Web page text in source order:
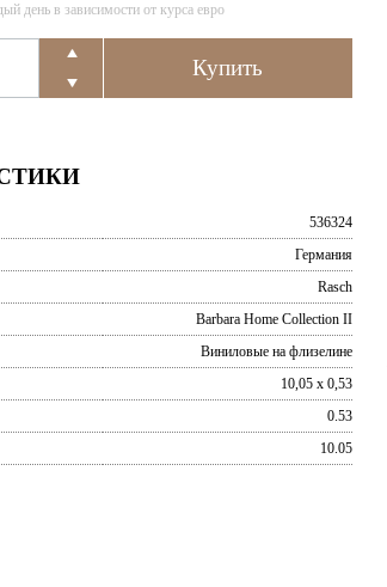
день в зависимости от курса евро
536324
Германия
Rasch
Barbara Home Collection II
Виниловые на флизелине
10,05 x 0,53
0.53
10.05